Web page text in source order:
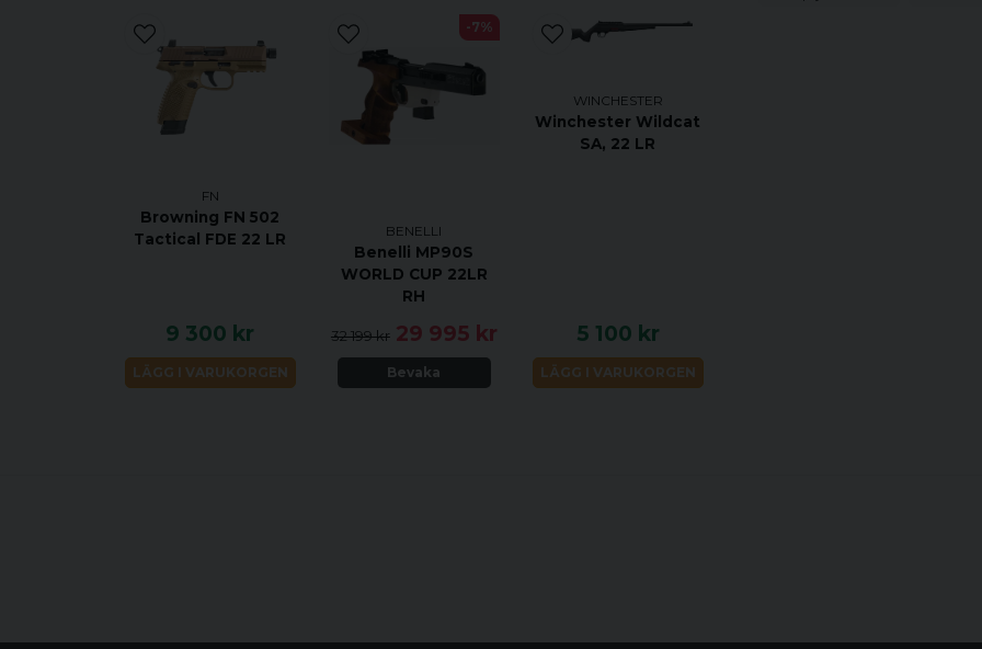
FN
Browning FN 502
Tactical FDE 22 LR
9 300 kr
LÄGG I VARUKORGEN
BENELLI
Benelli MP90S
WORLD CUP 22LR
RH
32 199 kr 29 995 kr
Bevaka
-7%
WINCHESTER
Winchester Wildcat
SA, 22 LR
5 100 kr
LÄGG I VARUKORGEN